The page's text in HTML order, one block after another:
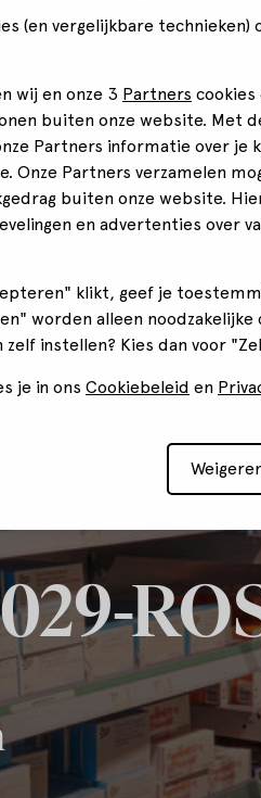
(en vergelijkbare technieken)
wij en onze 3 Partners
buiten onze website. Met
Partners informatie over je
Onze Partners verzamelen
buiten onze website.
en advertenties over
klikt, geef je
worden alleen noodzakelijke
zelf instellen? Kies dan voor
je in ons Cookiebeleid en